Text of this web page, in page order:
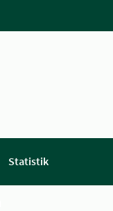
Statistik